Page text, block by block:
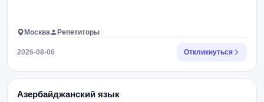
Москва Репетиторы
2026-08-06 Откликнуться
Азербайджанский язык